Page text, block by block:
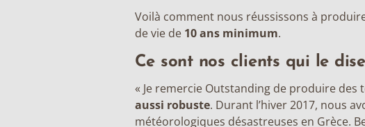
Voilà comment nous réussissons à
de vie de 10 ans minimum.
Ce sont nos clients qui le
« Je remercie Outstanding de produire des
aussi robuste. Durant l’hiver 2017, nous
météorologiques désastreuses en Grèce.